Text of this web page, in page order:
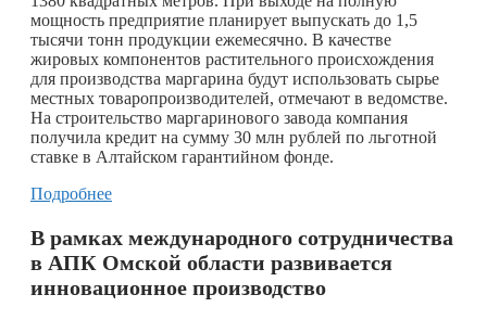
мощность предприятие планирует выпускать до 1,5
тысячи тонн продукции ежемесячно. В качестве
жировых компонентов растительного происхождения
для производства маргарина будут использовать сырье
местных товаропроизводителей, отмечают в ведомстве.
На строительство маргаринового завода компания
получила кредит на сумму 30 млн рублей по льготной
ставке в Алтайском гарантийном фонде.
Подробнее
В рамках международного сотрудничества
в АПК Омской области развивается
инновационное производство